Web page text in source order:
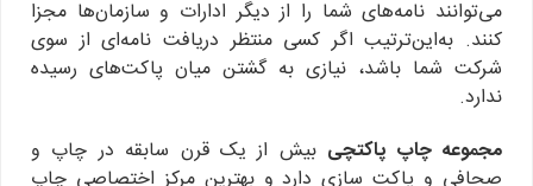
می‌توانند نامه‌های شما را از دیگر ادارات و سازمان‌ها مجزا
کنند. به‌این‌ترتیب اگر کسی منتظر دریافت نامه‌ای از سوی
شرکت شما باشد، نیازی به گشتن میان پاکت‌های رسیده
ندارد.
مجموعه چاپ پاکتچی بیش از یک قرن سابقه در چاپ و
صحافی و پاکت سازی دارد و بهترین مرکز اختصاصی چاپ